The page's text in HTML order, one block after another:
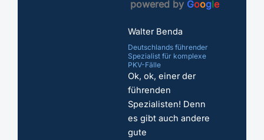
powered by Google
Walter Benda
Deutschlands führender
Spezialist für komplexe
PKV-Fälle
Ok, ok, einer der
führenden
Spezialisten! Denn
es gibt auch andere
gute